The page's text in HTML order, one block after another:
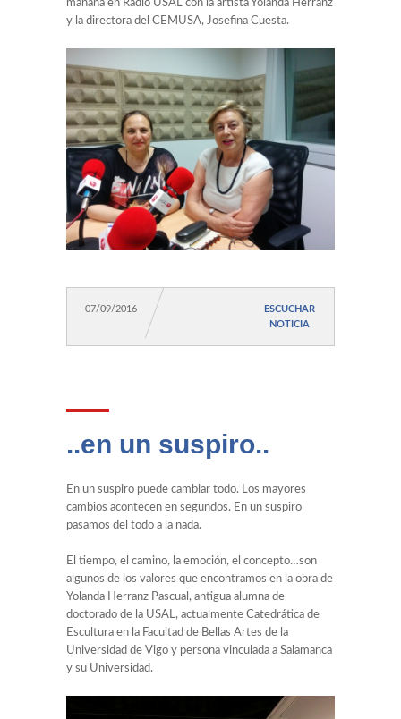
mañana en Radio USAL con la artista Yolanda Herranz
y la directora del CEMUSA, Josefina Cuesta.
07/09/2016
ESCUCHAR
NOTICIA
..en un suspiro..
En un suspiro puede cambiar todo. Los mayores
cambios acontecen en segundos. En un suspiro
pasamos del todo a la nada.
El tiempo, el camino, la emoción, el concepto…son
algunos de los valores que encontramos en la obra de
Yolanda Herranz Pascual, antigua alumna de
doctorado de la USAL, actualmente Catedrática de
Escultura en la Facultad de Bellas Artes de la
Universidad de Vigo y persona vinculada a Salamanca
y su Universidad.